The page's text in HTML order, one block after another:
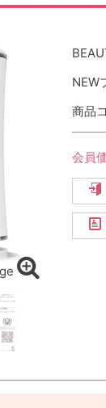
NEW
商品
会員